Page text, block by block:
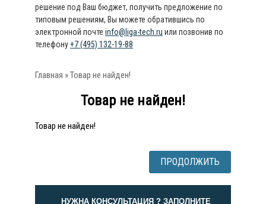
решение под Ваш бюджет, получить предложение по
типовым решениям, Вы можете обратившись по
электронной почте info@liga-tech.ru или позвонив по
телефону+7 (495) 132-19-88
Главная » Товар не найден!
Товар не найден!
Товар не найден!
ПРОДОЛЖИТЬ
НУЖНА КОНСУЛЬТАЦИЯ ? ЗАПОЛНИТЕ